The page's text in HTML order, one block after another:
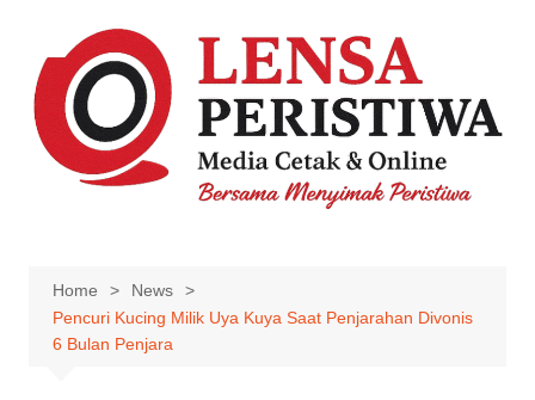
content
Home
News
Pencuri Kucing Milik Uya Kuya Saat Penjarahan Divonis
6 Bulan Penjara